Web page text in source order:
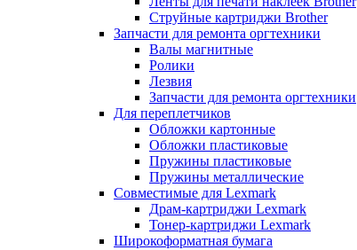
Струйные картриджи Brother
Запчасти для ремонта оргтехники
Валы магнитные
Ролики
Лезвия
Запчасти для ремонта оргтехники
Для переплетчиков
Обложки картонные
Обложки пластиковые
Пружины пластиковые
Пружины металлические
Совместимые для Lexmark
Драм-картриджи Lexmark
Тонер-картриджи Lexmark
Широкоформатная бумага